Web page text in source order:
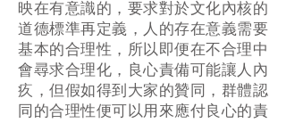
映在有意識的，要求對於文化內核的
道德標準再定義，人的存在意義需要
基本的合理性，所以即便在不合理中
會尋求合理化，良心責備可能讓人內
疚，但假如得到大家的贊同，群體認
同的合理性便可以用來應付良心的責